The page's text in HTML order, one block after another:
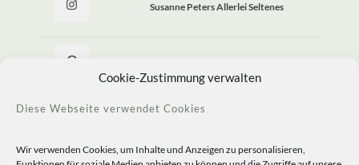
Cookie-Zustimmung verwalten
Diese Webseite verwendet Cookies
Wir verwenden Cookies, um Inhalte und Anzeigen zu personalisieren,
Susanne Peters Allerlei Seltenes